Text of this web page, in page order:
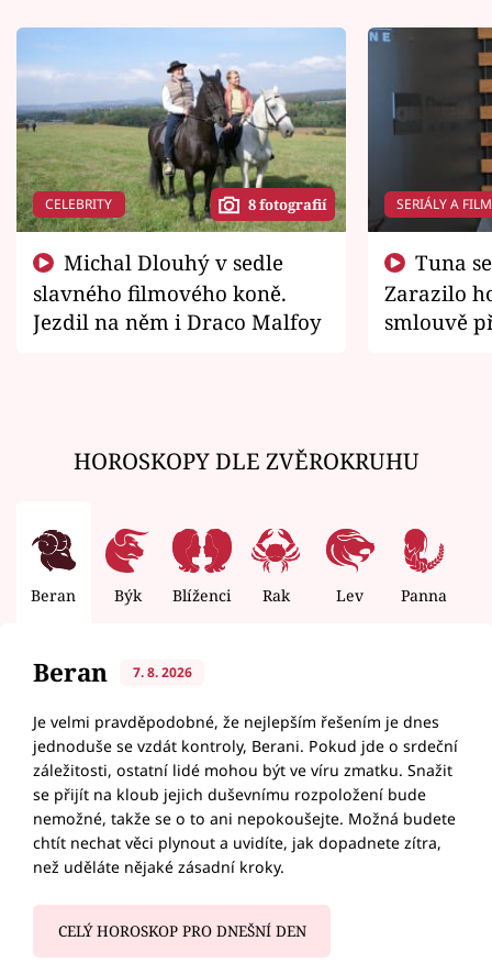
CELEBRITY 8 fotografií
slavného filmového koně.
Jezdil na něm i Draco Malfoy
SERIÁLY A
Zarazilo
smlouvě
HOROSKOPY DLE ZVĚROKRUHU
Beran Býk Blíženci Rak Lev Panna
Beran 7. 8. 2026
Je velmi pravděpodobné, že nejlepším řešením je dnes
jednoduše se vzdát kontroly, Berani. Pokud jde o srdeční
záležitosti, ostatní lidé mohou být ve víru zmatku. Snažit
se přijít na kloub jejich duševnímu rozpoložení bude
nemožné, takže se o to ani nepokoušejte. Možná budete
chtít nechat věci plynout a uvidíte, jak dopadnete zítra,
než uděláte nějaké zásadní kroky.
CELÝ HOROSKOP PRO DNEŠNÍ DEN